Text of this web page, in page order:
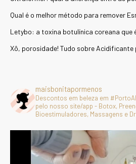
Qual é o melhor método para remover
Letybo: a toxina botulínica coreana que
Xô, porosidade! Tudo sobre Acidificante
maisbonitapormenos
Descontos em beleza em
pelo nosso site/app - Botox,
Bioestimuladores, Massagens e